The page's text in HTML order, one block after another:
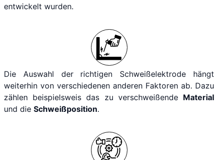
entwickelt wurden.
Die Auswahl der richtigen Schweißelektrode hängt
weiterhin von verschiedenen anderen Faktoren ab. Dazu
zählen beispielsweis das zu verschweißende Material
und die Schweißposition.